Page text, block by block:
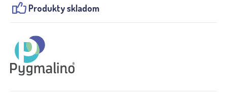
Produkty skladom